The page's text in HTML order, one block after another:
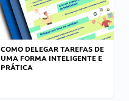
COMO DELEGAR TAREFAS DE
UMA FORMA INTELIGENTE E
PRÁTICA